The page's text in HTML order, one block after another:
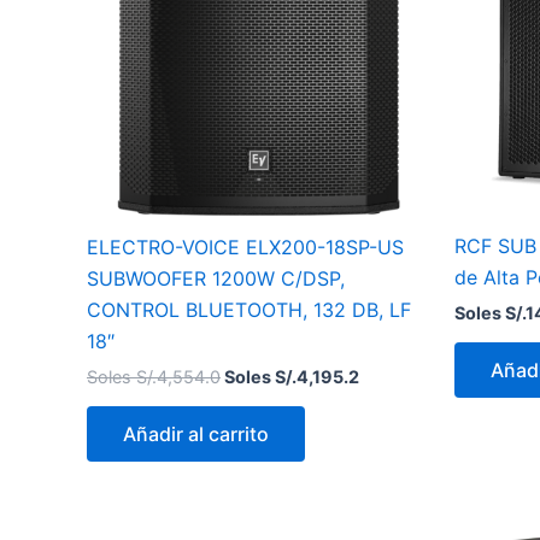
ELECTRO-VOICE ELX200-18SP-US
SUBWOOFER 1200W C/DSP,
CONTROL BLUETOOTH, 132 DB, LF
18″
Soles S/.4,554.0Soles S/.4,195.2
Añadir al carrito
RCF
de Alta
Soles S/.